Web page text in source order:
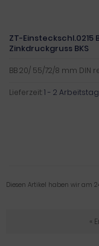
ZT-Einsteckschl.0215
Zinkdruckgruss BKS
BB 20/ 55/72/8 mm DIN
Lieferzeit:1 - 2
Diesen Artikel haben wir am
«